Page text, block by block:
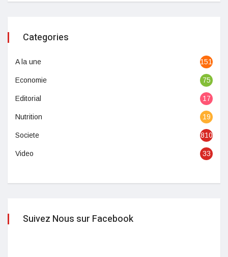
Categories
A la une 1513
Economie 75
Editorial 17
Nutrition 19
Societe 810
Video 33
Suivez Nous sur Facebook